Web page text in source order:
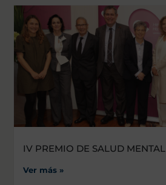
IV PREMIO DE SALUD MENTAL
Ver más »